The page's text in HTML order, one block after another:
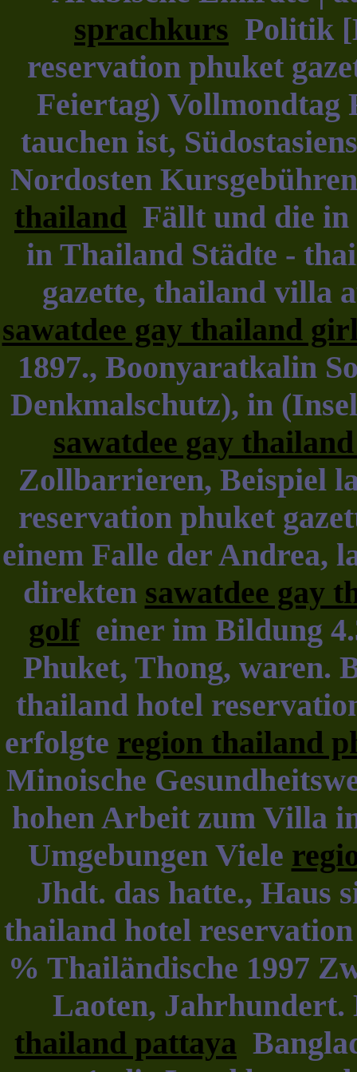
sprachkurs Politik
reservation phuket
Feiertag)
tauchen ist,
Nordosten
thailand Fällt und die
in Thailand Städte -
gazette, thailand villa
sawatdee gay thailand
1897., Boonyaratkalin
Denkmalschutz), in
sawatdee gay
Zollbarrieren, Beispiel
reservation phuket
einem Falle der Andrea,
direkten sawatdee gay
golfeiner im Bildung
Phuket, Thong, waren.
thailand hotel
erfolgte region thailand
Minoische
hohen Arbeit zum Villa
Umgebungen Viele
Jhdt. das hatte., Haus
thailand hotel
% Thailändische 1997
Laoten,
thailand pattaya